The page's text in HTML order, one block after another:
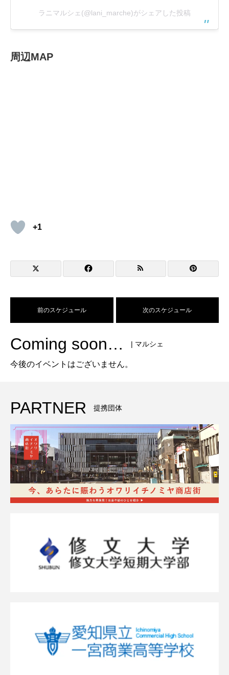
ラニマルシェ(@lani_marche)がシェアした投稿
周辺MAP
+1
前のスケジュール 次のスケジュール
Coming soon… | マルシェ
今後のイベントはございません。
PARTNER 提携団体